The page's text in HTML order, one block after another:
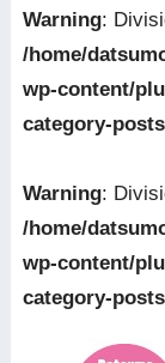
Warning:
/home/
wp-content/
category-
Warning:
/home/
wp-content/
category-